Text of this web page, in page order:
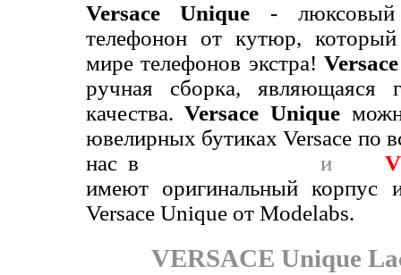
Versace Unique - люксовый
телефонон от кутюр,
мире телефонов экстра!
ручная сборка, являющаяся
качества.Versace Unique
ювелирных бутиках Versace по
нас в
и Anti
имеют оригинальный корпус
Versace Unique от Modelabs.
VERSACE Unique